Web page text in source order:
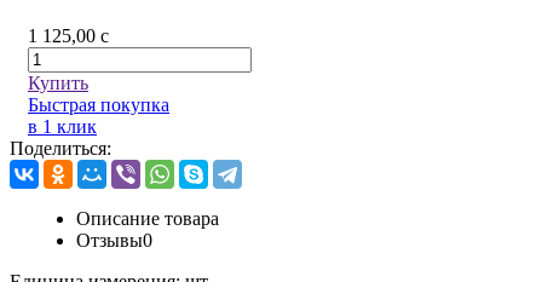
1 125,00 c
Купить
Быстрая покупка
в 1 клик
Поделиться:
Описание товара
Отзывы0